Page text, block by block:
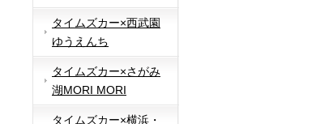
タイムズカー×西武園
ゆうえんち
タイムズカー×さがみ
湖MORI MORI
タイムズカー×横浜・